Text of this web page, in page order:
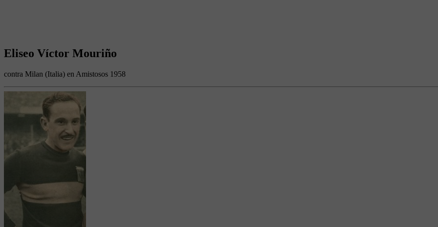
Eliseo Víctor Mouriño
contra Milan (Italia) en Amistosos 1958